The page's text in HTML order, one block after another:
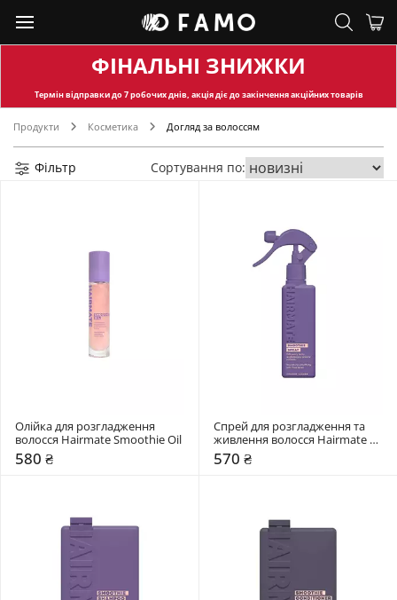
ФІНАЛЬНІ ЗНИЖКИ
Термін відправкидо 7 робочих днів, акція діє до закінчення акційних товарів
Продукти Косметика Догляд за волоссям
Фільтр Сортування по:
Олійка для розгладження
волосся Hairmate Smoothie Oil
580 ₴
Спрей для розгладження та
живлення волосся Hairmate
Smoothie Spray
570 ₴